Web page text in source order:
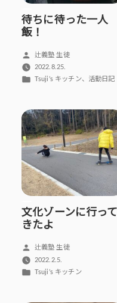
待ちに待った一人
飯！
投
稿
者:
辻義塾 生徒
2022.8.25.
カ
リ
ー:
Tsuji’s キッチン、 活動日記
文化ゾーンに行って
きたよ
投
稿
者:
辻義塾 生徒
2022.2.5.
カ
Tsuji’s キッチン